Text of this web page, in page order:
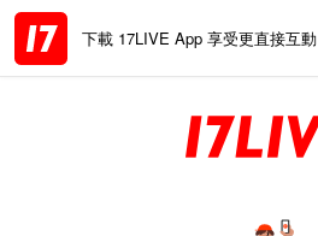
下載 17LIVE App 享受更直接互動